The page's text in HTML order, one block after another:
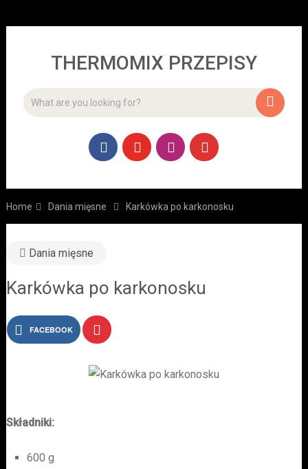
THERMOMIX PRZEPISY
Home Dania mięsne Karkówka po karkonosku
Dania mięsne
Karkówka po karkonosku
FACEBOOK
Składniki:
600 g